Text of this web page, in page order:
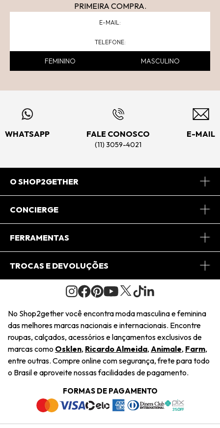
PRIMEIRA COMPRA.
FEMININO MASCULINO
WHATSAPP FALE CONOSCO
(11) 3059-4021
E-MAIL
O SHOP2GETHER
Sobre Nós
Journal
Saiu na Mídia
Sustentabilidade
Navegando
Termos e Condições
Trabalhe Conosco
CONCIERGE
Central de Relacionamento
Regulamento e Promoções
FERRAMENTAS
Minha Conta
Pedido de Presente
Wishlist
TROCAS E DEVOLUÇÕES
Condições Gerais
Troca Fácil
Restituição de Pagamento
Dúvidas Frequentes
Termos e Condições
Política de Privacidade
No Shop2gether você encontra moda masculina e feminina
das melhores marcas nacionais e internacionais. Encontre
roupas, calçados, acessórios e lançamentos exclusivos de
marcas como Osklen, Ricardo Almeida, Animale, Farm,
entre outras. Compre online com segurança, frete para todo
o Brasil e aproveite nossas facilidades de pagamento.
FORMAS DE PAGAMENTO